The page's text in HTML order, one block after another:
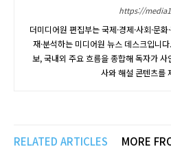
https://
더미디어원 편집부는 국제·경제·사회·문
재·분석하는 미디어원 뉴스 데스크입니
보, 국내외 주요 흐름을 종합해 독자가
사와 해설 콘텐츠를
RELATED ARTICLES MORE